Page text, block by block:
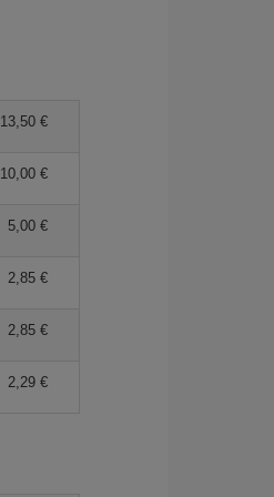
13,50 €
10,00 €
5,00 €
2,85 €
2,85 €
2,29 €